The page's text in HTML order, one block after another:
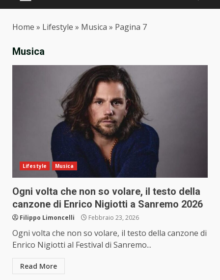
Home » Lifestyle » Musica » Pagina 7
Musica
Lifestyle Musica
Ogni volta che non so volare, il testo della
canzone di Enrico Nigiotti a Sanremo 2026
Filippo Limoncelli Febbraio 23, 2026
Ogni volta che non so volare, il testo della canzone di
Enrico Nigiotti al Festival di Sanremo...
Read More